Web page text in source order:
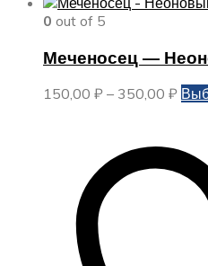
0 out of 5
Меченосец —
150,00 ₽ – 350,00 ₽
–